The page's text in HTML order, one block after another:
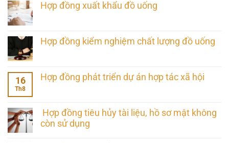
Hợp đồng xuất khẩu đồ uống
Hợp đồng kiểm nghiệm chất lượng đồ uống
16
Th8
Hợp đồng phát triển dự án hợp tác xã hội
Hợp đồng tiêu hủy tài liệu, hồ sơ mật không
còn sử dụng